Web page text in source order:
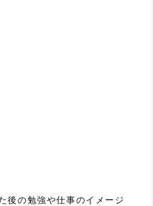
後の勉強や仕事のイメージ